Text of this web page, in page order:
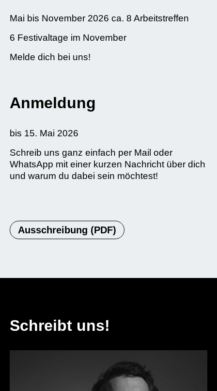
Mai bis November 2026 ca. 8 Arbeitstreffen
6 Festivaltage im November
Melde dich bei uns!
Anmeldung
bis 15. Mai 2026
Schreib uns ganz einfach per Mail oder
WhatsApp mit einer kurzen Nachricht über dich
und warum du dabei sein möchtest!
Ausschreibung (PDF)
Schreibt uns!